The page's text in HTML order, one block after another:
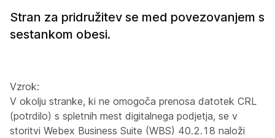
Stran za pridružitev se med povezovanjem s
sestankom obesi.
Vzrok:
V okolju stranke, ki ne omogoča prenosa datotek CRL
(potrdilo) s spletnih mest digitalnega podjetja, se v
storitvi Webex Business Suite (WBS) 40.2.18 naloži